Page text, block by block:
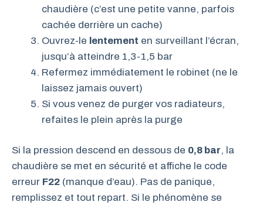
chaudière (c’est une petite vanne, parfois
cachée derrière un cache)
Ouvrez-le lentement en surveillant l’écran,
jusqu’à atteindre 1,3-1,5 bar
Refermez immédiatement le robinet (ne le
laissez jamais ouvert)
Si vous venez de purger vos radiateurs,
refaites le plein après la purge
Si la pression descend en dessous de 0,8 bar, la
chaudière se met en sécurité et affiche le code
erreur F22 (manque d’eau). Pas de panique,
remplissez et tout repart. Si le phénomène se